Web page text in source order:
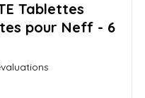
pour Neff - 6